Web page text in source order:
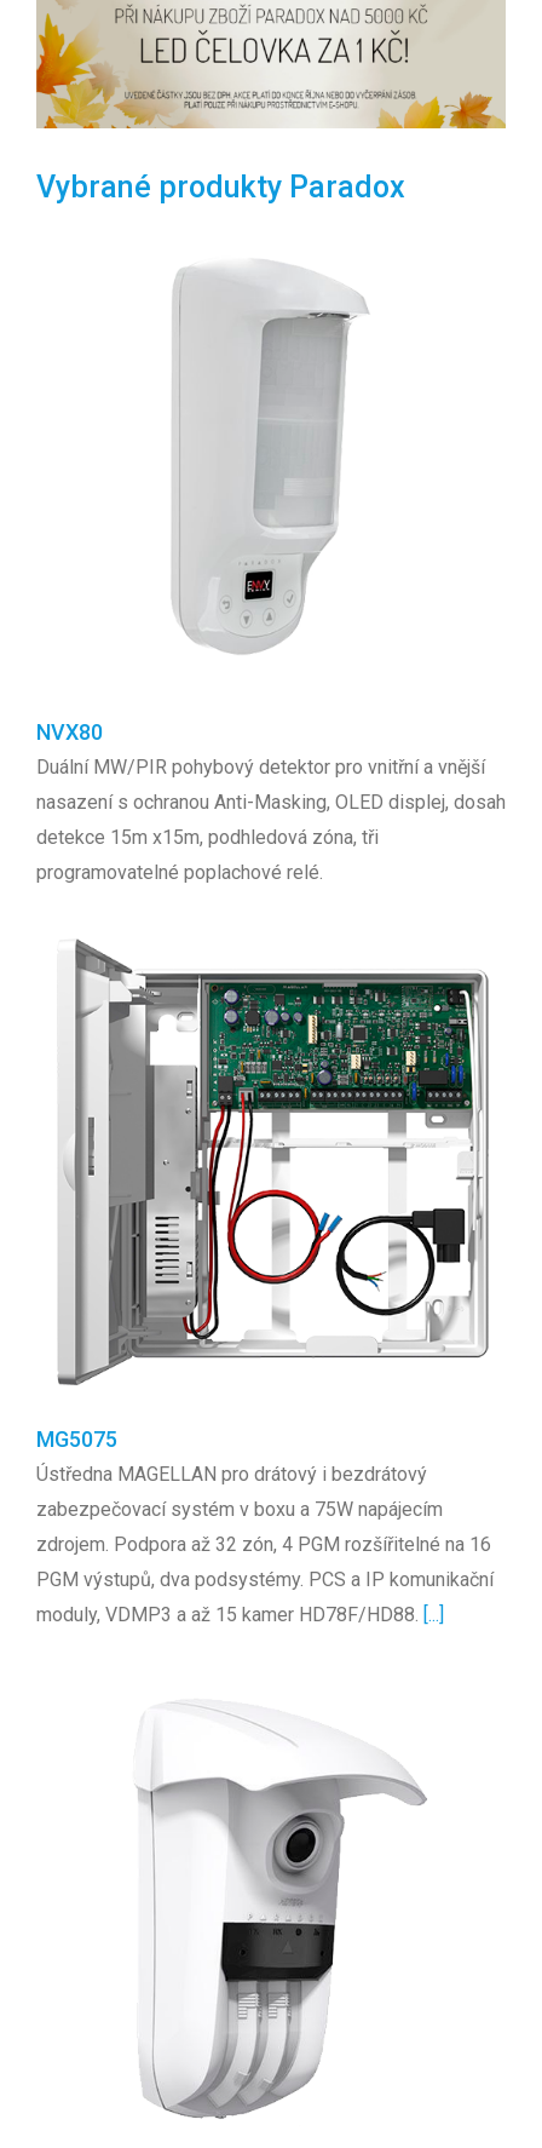
Vybrané produkty Paradox
NVX80
Duální MW/PIR pohybový detektor pro vnitřní a vnější
nasazení s ochranou Anti-Masking, OLED displej, dosah
detekce 15m x15m, podhledová zóna, tři
programovatelné poplachové relé.
MG5075
Ústředna MAGELLAN pro drátový i bezdrátový
zabezpečovací systém v boxu a 75W napájecím
zdrojem. Podpora až 32 zón, 4 PGM rozšířitelné na 16
PGM výstupů, dva podsystémy. PCS a IP komunikační
moduly, VDMP3 a až 15 kamer HD78F/HD88. [...]